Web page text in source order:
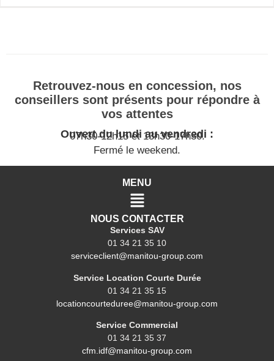
Retrouvez-nous en concession, nos
conseillers sont présents pour répondre à
vos attentes
Ouvert du lundi au vendredi :
07h30-12h15 et 13h30-17h30.
Fermé le weekend.
MENU
NOUS CONTACTER
Services SAV
01 34 21 35 10
serviceclient@manitou-group.com
Service Location Courte Durée
01 34 21 35 15
locationcourteduree@manitou-group.com
Service Commercial
01 34 21 35 37
cfm.idf@manitou-group.com